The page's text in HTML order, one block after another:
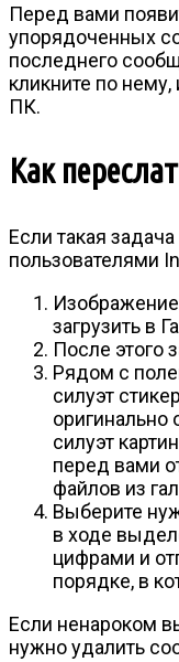
Перед вами
упорядоченных
последнего
кликните по
ПК.
Как
Если такая
пользователями
загрузить в
После этого
Рядом с
силуэт
оригинально
силуэт
перед вами
файлов из
Выберите
в ходе
цифрами и
порядке, в
Если ненароком
нужно удалить